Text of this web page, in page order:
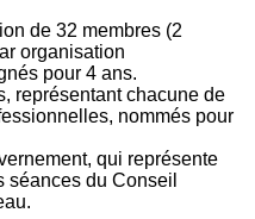
de 32 membres (2
organisation
pour 4 ans.
représentant chacune de
nommés pour
qui représente
séances du Conseil